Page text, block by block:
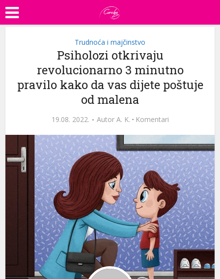
Trudnoća i majčinstvo
Psiholozi otkrivaju
revolucionarno 3 minutno
pravilo kako da vas dijete poštuje
od malena
19.08. 2022. Autor A. K. · Komentari